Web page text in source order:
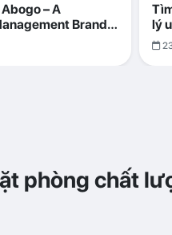
– A
Brand
Effective
lý
phòng chất